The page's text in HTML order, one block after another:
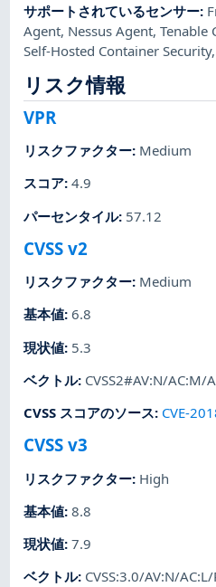
サポートされているセンサー:
Agent, Nessus Agent,Tenable
Self-Hosted Container Security,
リスク情報
VPR
リスクファクター: Medium
スコア:4.9
パーセンタイル: 57.12
CVSS v2
リスクファクター: Medium
基本値:6.8
現状値: 5.3
ベクトル: CVSS2#AV:N/AC:M/
CVSS スコアのソース: CVE-
CVSS v3
リスクファクター: High
基本値:8.8
現状値:7.9
ベクトル: CVSS:3.0/AV:N/